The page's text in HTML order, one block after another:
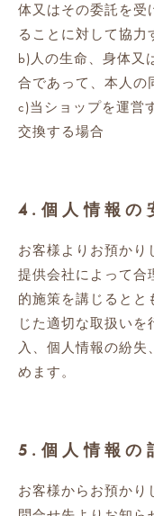
体又はその委託を受
ることに対して協力
b)人の生命、身体又
合であって、本人の
c)当ショップを運営
交換する場合
4.個人情報の
お客様よりお預かり
提供会社によって合
的施策を講じるとと
じた適切な取扱い
入、個人情報の紛失
めます。
5.個人情報の
お客様からお預かり